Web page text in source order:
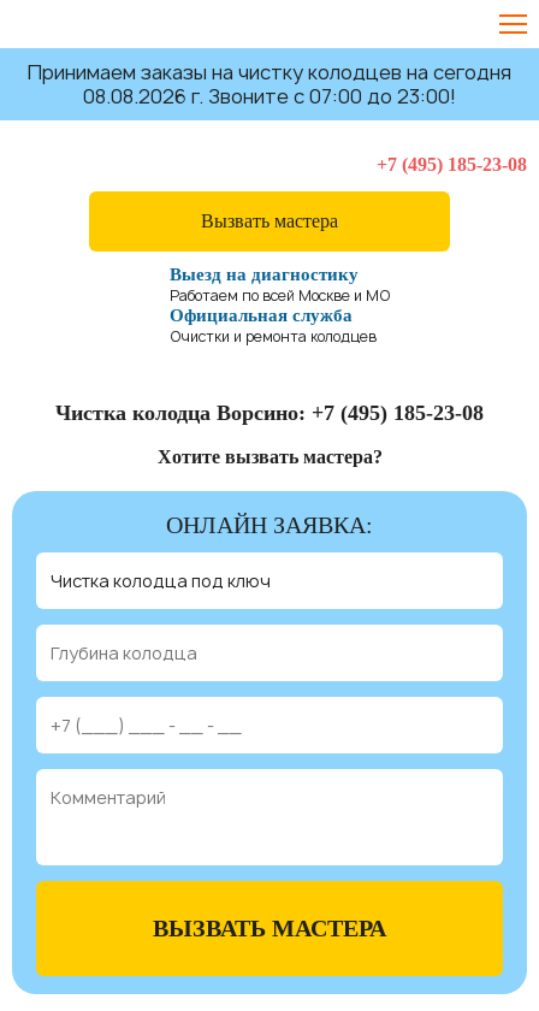
Принимаем заказы на чистку колодцев на сегодня
08.08.2026 г. Звоните с 07:00 до 23:00!
Вызвать мастера
Выезд на диагностику
Работаем по всей Москве и МО
Официальная служба
Очистки и ремонта колодцев
+7 (495) 185-23-08
Чистка колодца Ворсино: +7 (495) 185-23-08
Хотите вызвать мастера?
ОНЛАЙН ЗАЯВКА:
ВЫЗВАТЬ МАСТЕРА